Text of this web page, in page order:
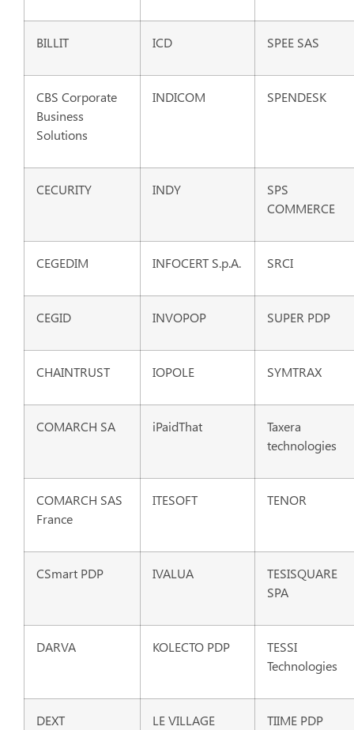
BILLIT ICD SPEE SAS
CBS Corporate
Business
Solutions
INDICOM SPENDESK
CECURITY INDY
SPS
COMMERCE
CEGEDIM INFOCERT S.p.A. SRCI
CEGID INVOPOP SUPER PDP
CHAINTRUST IOPOLE SYMTRAX
COMARCH SA iPaidThat
Taxera
technologies
COMARCH SAS
France
ITESOFT TENOR
CSmart PDP IVALUA
TESISQUARE
SPA
DARVA KOLECTO PDP
TESSI
Technologies
DEXT
LE VILLAGE
TIIME PDP